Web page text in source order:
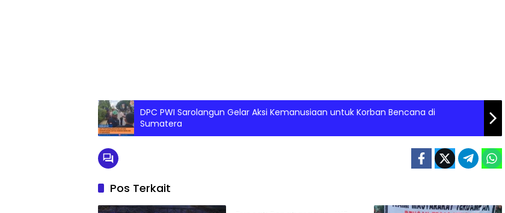
DPC PWI Sarolangun Gelar Aksi Kemanusiaan untuk Korban Bencana di
Sumatera
Pos Terkait